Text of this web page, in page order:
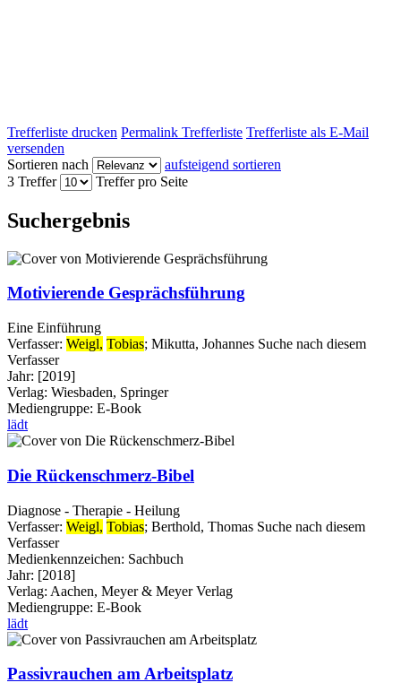
Trefferliste drucken Permalink Trefferliste Trefferliste als E-Mail
versenden
Sortieren nach
aufsteigend sortieren
3 Treffer
Treffer pro Seite
Suchergebnis
Motivierende Gesprächsführung
Eine Einführung
Verfasser: Weigl, Tobias; Mikutta, Johannes Suche nach diesem
Verfasser
Jahr: [2019]
Verlag: Wiesbaden, Springer
Mediengruppe: E-Book
lädt
Die Rückenschmerz-Bibel
Diagnose - Therapie - Heilung
Verfasser: Weigl, Tobias; Berthold, Thomas Suche nach diesem
Verfasser
Medienkennzeichen: Sachbuch
Jahr: [2018]
Verlag: Aachen, Meyer & Meyer Verlag
Mediengruppe: E-Book
lädt
Passivrauchen am Arbeitsplatz